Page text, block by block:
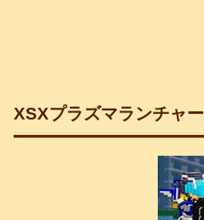
XSXプラズマランチャー